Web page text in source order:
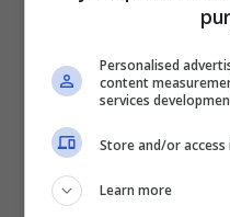
Secondo il
standard globali,
mercato per le
la sovracapacità
Personalised
content
services
Store and/or
Learn more